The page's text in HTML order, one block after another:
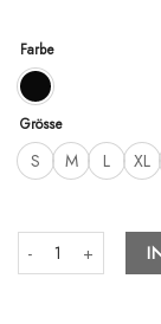
Farbe
Grösse
S M L XL
RG - Oversized